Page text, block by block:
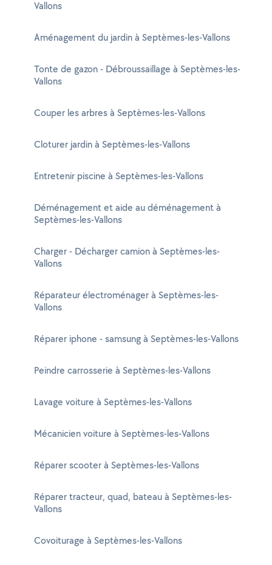
Vallons
Aménagement du jardin à Septèmes-les-Vallons
Tonte de gazon - Débroussaillage à Septèmes-les-
Vallons
Couper les arbres à Septèmes-les-Vallons
Cloturer jardin à Septèmes-les-Vallons
Entretenir piscine à Septèmes-les-Vallons
Déménagement et aide au déménagement à
Septèmes-les-Vallons
Charger - Décharger camion à Septèmes-les-
Vallons
Réparateur électroménager à Septèmes-les-
Vallons
Réparer iphone - samsung à Septèmes-les-Vallons
Peindre carrosserie à Septèmes-les-Vallons
Lavage voiture à Septèmes-les-Vallons
Mécanicien voiture à Septèmes-les-Vallons
Réparer scooter à Septèmes-les-Vallons
Réparer tracteur, quad, bateau à Septèmes-les-
Vallons
Covoiturage à Septèmes-les-Vallons